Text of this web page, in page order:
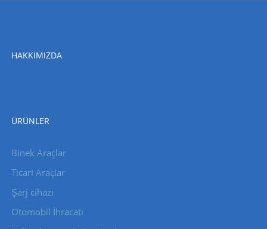
HAKKIMIZDA
ÜRÜNLER
Binek Araçlar
Ticari Araçlar
Şarj cihazı
Otomobil İhracatı